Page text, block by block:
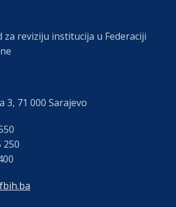
za reviziju institucija u Federaciji
3, 71 000 Sarajevo
250